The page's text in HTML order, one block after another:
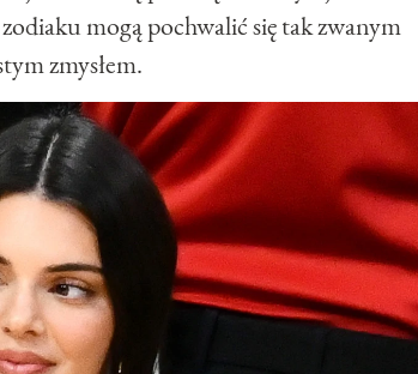
mogą pochwalić się tak zwanym
zmysłem.